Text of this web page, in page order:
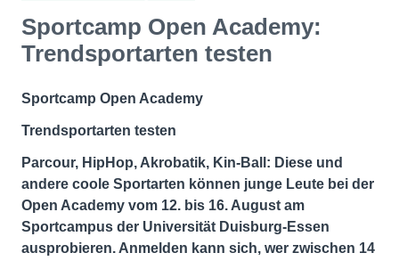
Sportcamp Open Academy:
Trendsportarten testen
Sportcamp Open Academy
Trendsportarten testen
Parcour, HipHop, Akrobatik, Kin-Ball: Diese und
andere coole Sportarten können junge Leute bei der
Open Academy vom 12. bis 16. August am
Sportcampus der Universität Duisburg-Essen
ausprobieren. Anmelden kann sich, wer zwischen 14